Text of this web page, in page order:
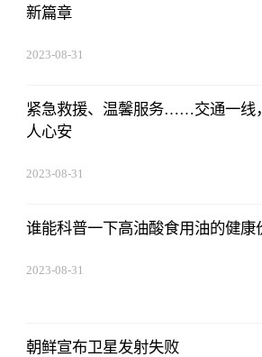
新篇章
2023-08-31
紧急救援、温馨服务……交通一线
人心安
2023-08-31
谁能科普一下高油酸食用油的健康
2023-08-31
朝鲜宣布卫星发射失败